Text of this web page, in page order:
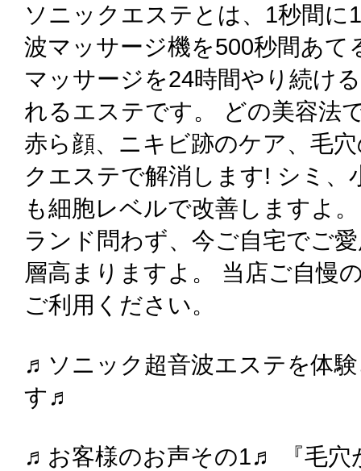
ソニックエステとは、1秒間に
波マッサージ機を500秒間あ
マッサージを24時間やり続け
れるエステです。 どの美容法
赤ら顔、ニキビ跡のケア、毛
クエステで解消します! シミ、
も細胞レベルで改善しますよ
ランド問わず、今ご自宅でご
層高まりますよ。 当店ご自慢
ご利用ください。
♬ソニック超音波エステを体
す♬
♬お客様のお声その1♬ 『毛穴